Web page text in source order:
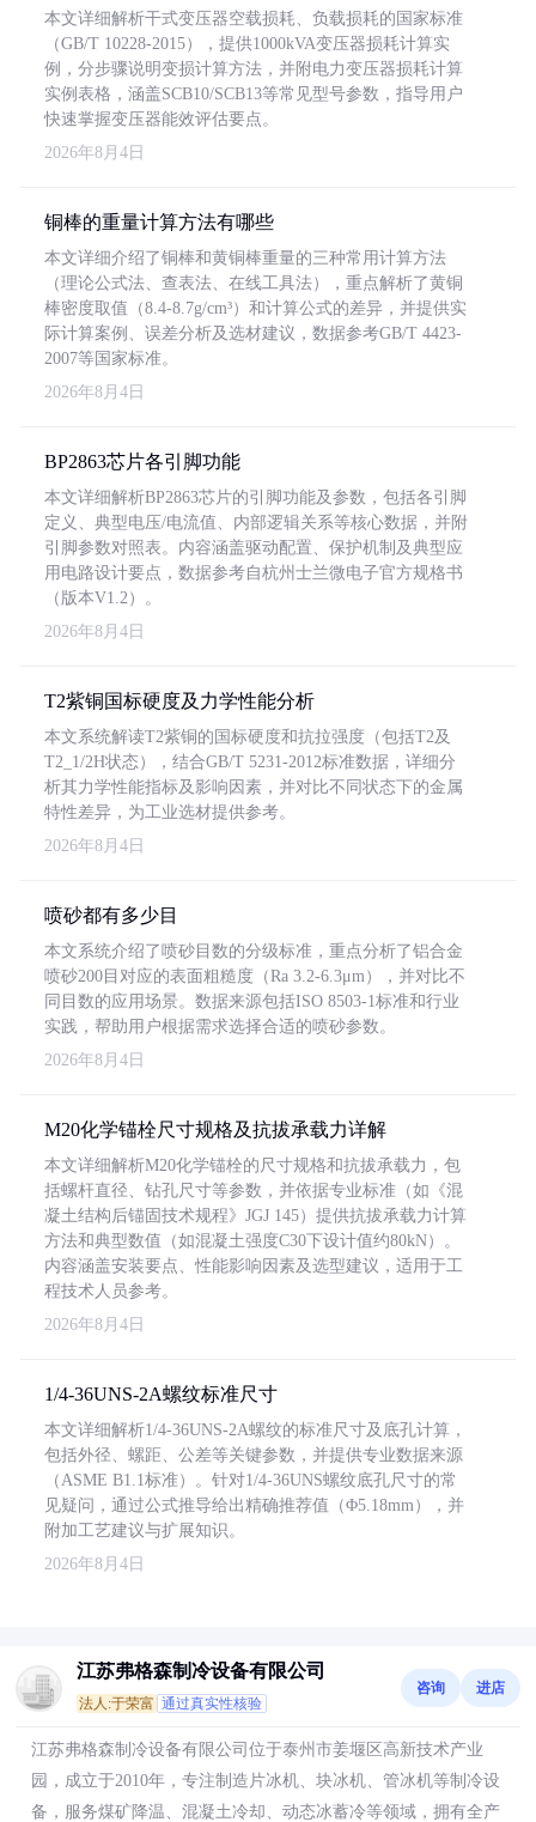
本文详细解析干式变压器空载损耗、负载损耗的国家标准
（GB/T 10228-2015），提供1000kVA变压器损耗计算实
例，分步骤说明变损计算方法，并附电力变压器损耗计算
实例表格，涵盖SCB10/SCB13等常见型号参数，指导用户
快速掌握变压器能效评估要点。
2026年8月4日
铜棒的重量计算方法有哪些
本文详细介绍了铜棒和黄铜棒重量的三种常用计算方法
（理论公式法、查表法、在线工具法），重点解析了黄铜
棒密度取值（8.4-8.7g/cm³）和计算公式的差异，并提供实
际计算案例、误差分析及选材建议，数据参考GB/T 4423-
2007等国家标准。
2026年8月4日
BP2863芯片各引脚功能
本文详细解析BP2863芯片的引脚功能及参数，包括各引脚
定义、典型电压/电流值、内部逻辑关系等核心数据，并附
引脚参数对照表。内容涵盖驱动配置、保护机制及典型应
用电路设计要点，数据参考自杭州士兰微电子官方规格书
（版本V1.2）。
2026年8月4日
T2紫铜国标硬度及力学性能分析
本文系统解读T2紫铜的国标硬度和抗拉强度（包括T2及
T2_1/2H状态），结合GB/T 5231-2012标准数据，详细分
析其力学性能指标及影响因素，并对比不同状态下的金属
特性差异，为工业选材提供参考。
2026年8月4日
喷砂都有多少目
本文系统介绍了喷砂目数的分级标准，重点分析了铝合金
喷砂200目对应的表面粗糙度（Ra 3.2-6.3μm），并对比不
同目数的应用场景。数据来源包括ISO 8503-1标准和行业
实践，帮助用户根据需求选择合适的喷砂参数。
2026年8月4日
M20化学锚栓尺寸规格及抗拔承载力详解
本文详细解析M20化学锚栓的尺寸规格和抗拔承载力，包
括螺杆直径、钻孔尺寸等参数，并依据专业标准（如《混
凝土结构后锚固技术规程》JGJ 145）提供抗拔承载力计算
方法和典型数值（如混凝土强度C30下设计值约80kN）。
内容涵盖安装要点、性能影响因素及选型建议，适用于工
程技术人员参考。
2026年8月4日
1/4-36UNS-2A螺纹标准尺寸
本文详细解析1/4-36UNS-2A螺纹的标准尺寸及底孔计算，
包括外径、螺距、公差等关键参数，并提供专业数据来源
（ASME B1.1标准）。针对1/4-36UNS螺纹底孔尺寸的常
见疑问，通过公式推导给出精确推荐值（Φ5.18mm），并
附加工艺建议与扩展知识。
2026年8月4日
江苏弗格森制冷设备有限公司
法人:于荣富 通过真实性核验
咨询 进店
江苏弗格森制冷设备有限公司位于泰州市姜堰区高新技术产业
园，成立于2010年，专注制造片冰机、块冰机、管冰机等制冷设
备，服务煤矿降温、混凝土冷却、动态冰蓄冷等领域，拥有全产